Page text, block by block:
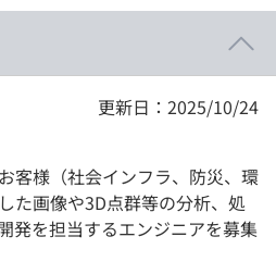
更新日：2025/10/24
客様（社会インフラ、防災、環
た画像や3D点群等の分析、処
発を担当するエンジニアを募集